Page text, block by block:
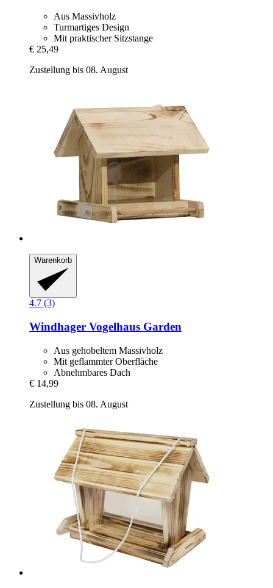
Aus Massivholz
Turmartiges Design
Mit praktischer Sitzstange
€ 25,49
Zustellung bis 08. August
Warenkorb
4.7 (3)
Windhager Vogelhaus Garden
Aus gehobeltem Massivholz
Mit geflammter Oberfläche
Abnehmbares Dach
€ 14,99
Zustellung bis 08. August